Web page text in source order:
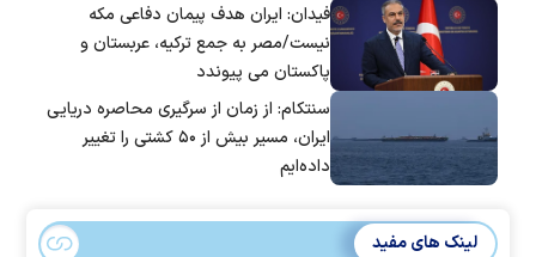
فیدان: ایران هدف پیمان دفاعی مکه
نیست/مصر به جمع ترکیه، عربستان و
پاکستان می پیوندد
سنتکام: از زمان از سرگیری محاصره دریایی
ایران، مسیر بیش از ۵۰ کشتی را تغییر
داده‌ایم
لینک های مفید